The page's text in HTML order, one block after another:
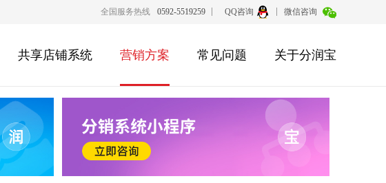
全国服务热线 0592-5519259 QQ咨询 微信咨询
共享店铺系统 营销方案 常见问题 关于分润宝